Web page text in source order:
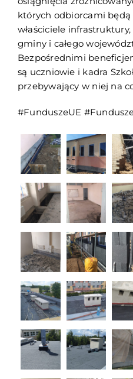
których odbiorcami
właściciele
gminy i całego
Bezpośrednimi
są uczniowie i kadra
przebywający w niej na
#FunduszeUE